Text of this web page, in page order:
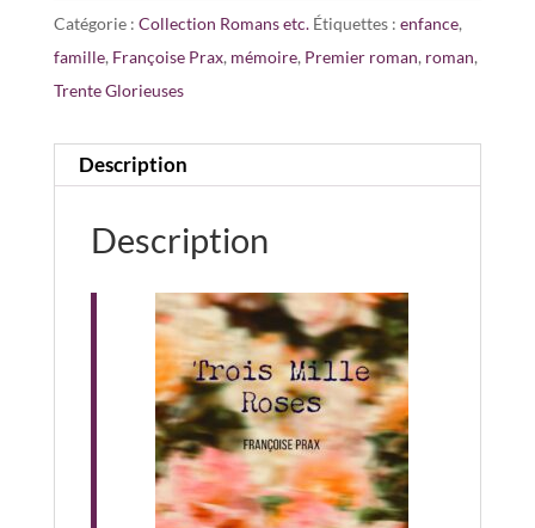
Roses
Catégorie : Collection Romans etc. Étiquettes : enfance,
famille, Françoise Prax, mémoire, Premier roman, roman,
Trente Glorieuses
Description
Description